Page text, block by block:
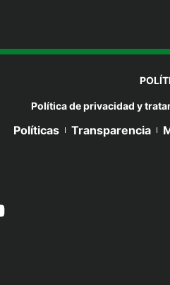
Política de privacidad y
Políticas Transparencia